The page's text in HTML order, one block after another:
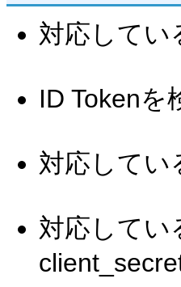
対応してい
ID Tokenを
対応してい
対応してい